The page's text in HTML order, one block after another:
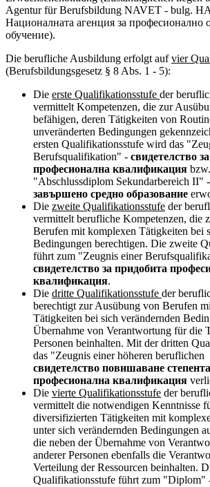
Agentur für Berufsbildung NAVET - bulg.
Националната агенция за професионално
обучение).
Die berufliche Ausbildung erfolgt aufvier
(Berufsbildungsgesetz § 8 Abs. 1 - 5):
Die erste Qualifikationsstufe der
vermittelt Kompetenzen, die zur
befähigen, deren Tätigkeiten von
unveränderten Bedingungen
ersten Qualifikationsstufe wird das
Berufsqualifikation" - свидетелство
професионална квалификация
"Abschlussdiplom Sekundarbereich II" -
завършено средно образование
Die zweite Qualifikationsstufe der
vermittelt berufliche Kompetenzen, die
Berufen mit komplexen Tätigkeiten bei
Bedingungen berechtigen. Die zweite
führt zum "Zeugnis einer
свидетелство за придобита
квалификация.
Die dritte Qualifikationsstufe der
berechtigt zur Ausübung von Berufen
Tätigkeiten bei sich verändernden
Übernahme von Verantwortung für die
Personen beinhalten. Mit der dritten
das "Zeugnis einer höheren
свидетелство повишаване
професионална квалификация
Die vierte Qualifikationsstufe der
vermittelt die notwendigen Kenntnisse
diversifizierten Tätigkeiten mit
unter sich verändernden Bedingungen
die neben der Übernahme von
anderer Personen ebenfalls die
Verteilung der Ressourcen beinhalten.
Qualifikationsstufe führt zum "Diplom"